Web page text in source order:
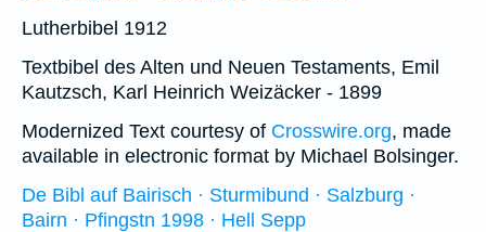
Lutherbibel 1912
Textbibel des Alten und Neuen Testaments, Emil
Kautzsch, Karl Heinrich Weizäcker - 1899
Modernized Text courtesy of Crosswire.org, made
available in electronic format by Michael Bolsinger.
De Bibl auf Bairisch · Sturmibund · Salzburg ·
Bairn · Pfingstn 1998 · Hell Sepp